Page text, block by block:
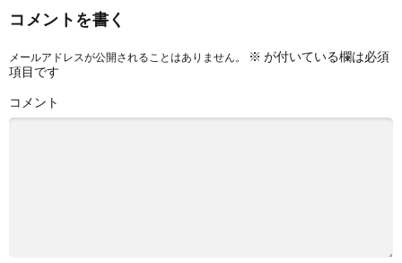
コメントを書く
メールアドレスが公開されることはありません。 ※ が付いている欄は必須
項目です
コメント